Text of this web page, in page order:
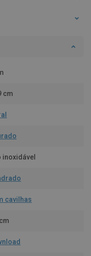
cm
inoxidável
cavilhas